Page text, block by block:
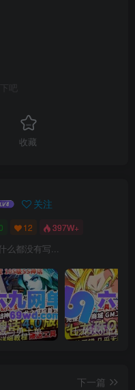
吧
收藏
关注
12 397W+
么都没有写...
DNF地下城与勇士单机版110级神话版4.0全主线任务龙之庭院机械七战神实验室
下一篇